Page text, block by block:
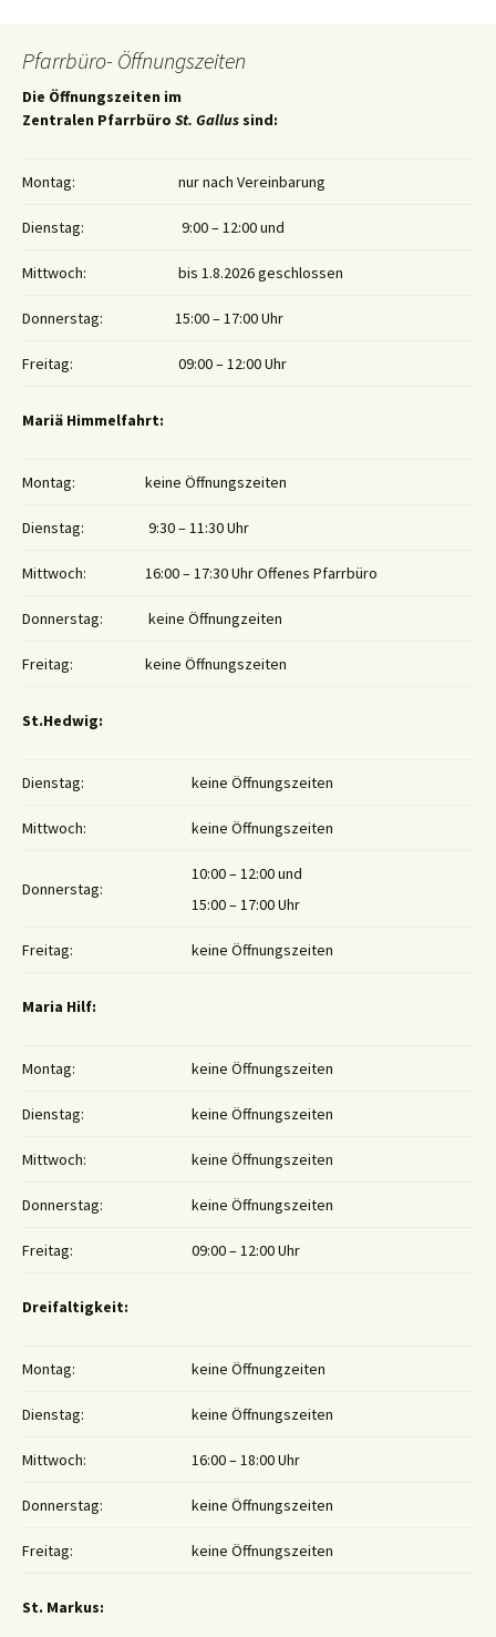
Pfarrbüro- Öffnungszeiten
Die Öffnungszeiten im
Zentralen Pfarrbüro St. Gallus sind:
Montag: nur nach Vereinbarung
Dienstag: 9:00 – 12:00 und
Mittwoch: bis 1.8.2026 geschlossen
Donnerstag: 15:00 – 17:00 Uhr
Freitag: 09:00 – 12:00 Uhr
Mariä Himmelfahrt:
Montag: keine Öffnungszeiten
Dienstag: 9:30 – 11:30 Uhr
Mittwoch: 16:00 – 17:30 Uhr Offenes Pfarrbüro
Donnerstag: keine Öffnungzeiten
Freitag: keine Öffnungszeiten
St.Hedwig:
Dienstag: keine Öffnungszeiten
Mittwoch: keine Öffnungszeiten
Donnerstag:
10:00 – 12:00 und
15:00 – 17:00 Uhr
Freitag: keine Öffnungszeiten
Maria Hilf:
Montag: keine Öffnungszeiten
Dienstag: keine Öffnungszeiten
Mittwoch: keine Öffnungszeiten
Donnerstag: keine Öffnungszeiten
Freitag: 09:00 – 12:00 Uhr
Dreifaltigkeit:
Montag: keine Öffnungzeiten
Dienstag: keine Öffnungszeiten
Mittwoch: 16:00 – 18:00 Uhr
Donnerstag: keine Öffnungszeiten
Freitag: keine Öffnungszeiten
St. Markus: